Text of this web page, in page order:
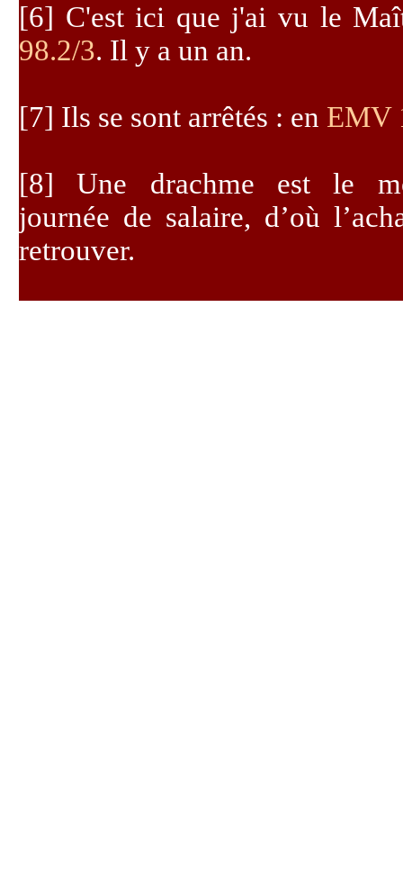
[6] C'est ici que j'ai vu le
98.2/3. Il y a un an.
[7] Ils se sont arrêtés : en EMV
[8] Une drachme est le
journée de salaire, d’où
retrouver.